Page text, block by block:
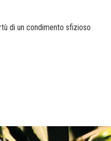
di un condimento sfizioso